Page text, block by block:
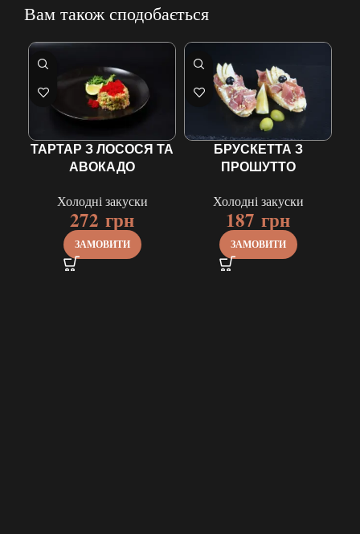
Вам також сподобається
ТАРТАР З ЛОСОСЯ ТА
АВОКАДО
Холодні закуски
272 грн
ЗАМОВИТИ
БРУСКЕТТА З
ПРОШУТТО
Холодні закуски
187 грн
ЗАМОВИТИ